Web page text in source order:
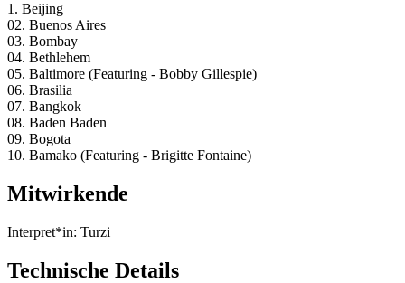
1. Beijing
02. Buenos Aires
03. Bombay
04. Bethlehem
05. Baltimore (Featuring - Bobby Gillespie)
06. Brasilia
07. Bangkok
08. Baden Baden
09. Bogota
10. Bamako (Featuring - Brigitte Fontaine)
Mitwirkende
Interpret*in: Turzi
Technische Details